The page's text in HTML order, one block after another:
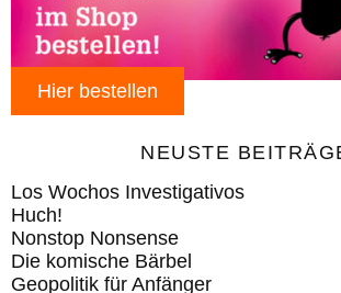
Hier bestellen
NEUSTE
Los Wochos Investigativos
Huch!
Nonstop Nonsense
Die komische Bärbel
Geopolitik für Anfänger